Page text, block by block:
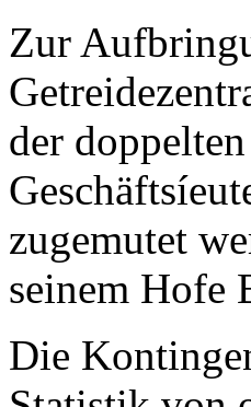
Zur
der
zugemutet
seinem Hofe
Die